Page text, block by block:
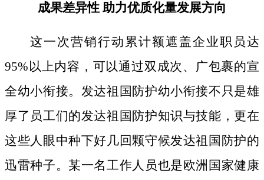
成果差异性 助力优质化量发展方向
这一次营销行动累计额遮盖企业职员达
95%以上内容，可以通过双成次、广包裹的宣
全幼小衔接。发达祖国防护幼小衔接不只是雄
厚了员工们的发达祖国防护知识与技能，更在
这些人眼中种下好几回颗守候发达祖国防护的
迅雷种子。 某一名工作人员也是欧洲国家健康